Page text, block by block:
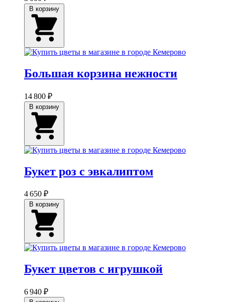
Большая корзина нежности
14 800 ₽
Букет роз с эвкалиптом
4 650 ₽
Букет цветов с игрушкой
6 940 ₽